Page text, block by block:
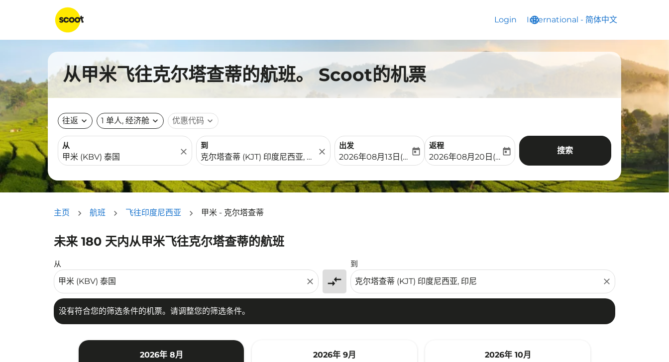
Login language
International - 简体中文
keyboard_arrow_down
从甲米飞往克尔塔查蒂的航班。 Scoot的机票
往返 expand_more 1 单人, 经济舱 expand_more 优惠代码 expand_more
从
close
到
close
出发
fc-booking-departure-date-aria-label
2026年08月13日(周四)
today
返程
fc-booking-return-date-aria-label
2026年08月20日(周四)
today 搜索
主页 航班 飞往印度尼西亚 甲米 - 克尔塔查蒂
未来 180 天内从甲米飞往克尔塔查蒂的航班
从
close compare_arrows
到
close
没有符合您的筛选条件的机票。请调整您的筛选条件。
没有符合您的筛选条件的机票。请调整您的筛选条件。
2026年 8月
2026年 9月
2026年 10月